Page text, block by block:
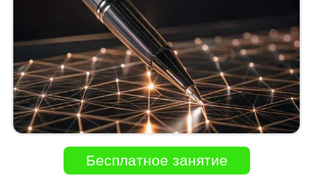
Бесплатное занятие